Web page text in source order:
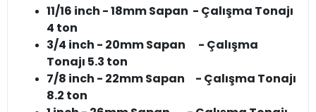
11/16 inch - 18mm Sapan - Çalışma Tonajı
4 ton
3/4 inch - 20mm Sapan - Çalışma
Tonajı 5.3 ton
7/8 inch - 22mm Sapan - Çalışma Tonajı
8.2 ton